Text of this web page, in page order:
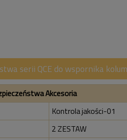
serii QCE do wspornika
Akcesoria
Kontrola jakości-01
2 ZESTAW